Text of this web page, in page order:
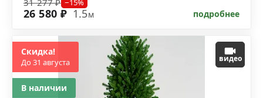
31 277 ₽ −15%
26 580 ₽ 1.5м подробнее
видео
Скидка!
До 31 августа
В наличии